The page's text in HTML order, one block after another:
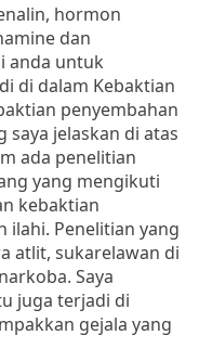
hormon
dan
anda untuk
di dalam Kebaktian
penyembahan
saya jelaskan di atas
ada penelitian
yang mengikuti
kebaktian
ilahi. Penelitian yang
atlit, sukarelawan di
Saya
juga terjadi di
gejala yang